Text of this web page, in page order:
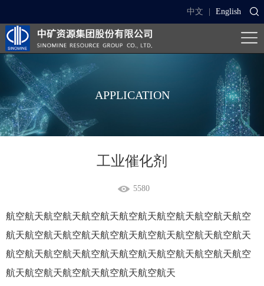
中文 English
APPLICATION
工业催化剂
5580
航空航天航空航天航空航天航空航天航空航天航空航天航空
航天航空航天航空航天航空航天航空航天航空航天航空航天
航空航天航空航天航空航天航空航天航空航天航空航天航空
航天航空航天航空航天航空航天航空航天